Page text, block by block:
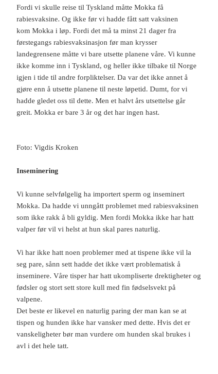
e
s
i
e
n
y
a
e
)
s
i
n
n
f
n
)
Fordi vi skulle reise til Tyskland måtte Mokka få
rabiesvaksine. Og ikke før vi hadde fått satt vaksinen
kom Mokka i løp. Fordi det må ta minst 21 dager fra
førstegangs rabiesvaksinasjon før man krysser
landegrensene måtte vi bare utsette planene våre. Vi kunne
ikke komme inn i Tyskland, og heller ikke tilbake til Norge
igjen i tide til andre forpliktelser. Da var det ikke annet å
gjøre enn å utsette planene til neste løpetid. Dumt, for vi
hadde gledet oss til dette. Men et halvt års utsettelse går
greit. Mokka er bare 3 år og det har ingen hast.
Foto: Vigdis Kroken
Inseminering
Vi kunne selvfølgelig ha importert sperm og inseminert
Mokka. Da hadde vi unngått problemet med rabiesvaksinen
som ikke rakk å bli gyldig. Men fordi Mokka ikke har hatt
valper før vil vi helst at hun skal pares naturlig.
Vi har ikke hatt noen problemer med at tispene ikke vil la
seg pare, sånn sett hadde det ikke vært problematisk å
inseminere. Våre tisper har hatt ukompliserte drektigheter og
fødsler og stort sett store kull med fin fødselsvekt på
valpene.
Det beste er likevel en naturlig paring der man kan se at
tispen og hunden ikke har vansker med dette. Hvis det er
vanskeligheter bør man vurdere om hunden skal brukes i
avl i det hele tatt.